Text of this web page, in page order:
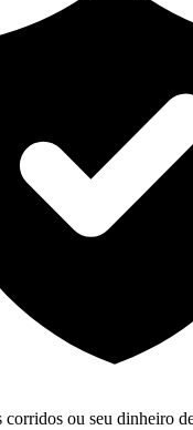
corridos ou seu dinheiro